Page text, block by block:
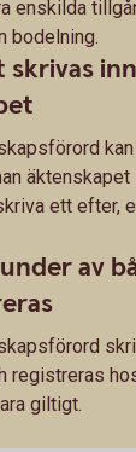
enskilda
bodelning.
skrivas
ett efter,
av
registreras
giltigt.